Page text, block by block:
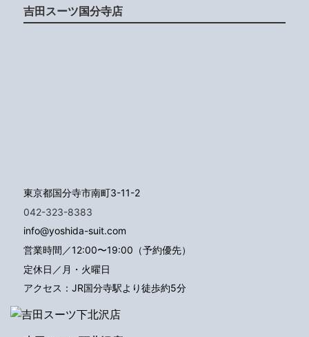
吉田スーツ国分寺店
東京都国分寺市南町3-11-2
042-323-8383
info@yoshida-suit.com
営業時間／12:00〜19:00（予約優先）
定休日／月・火曜日
アクセス：JR国分寺駅より徒歩約5分